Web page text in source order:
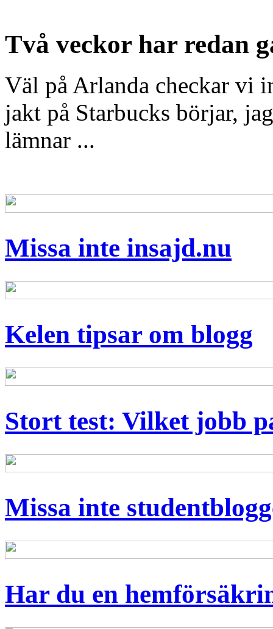
Två veckor har redan
Väl på Arlanda checkar vi
jakt på Starbucks börjar,
lämnar ...
Missa inte insajd.nu
Kelen tipsar om blogg
Stort test: Vilket jobb
Missa inte
Har du en